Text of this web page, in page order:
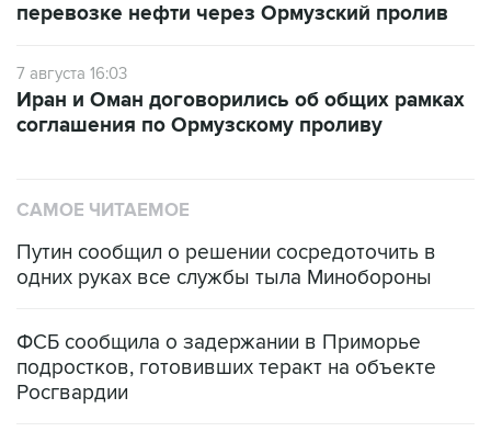
7 августа 16:03
соглашения по Ормузскому проливу
Путин сообщил о решении сосредоточить в
ФСБ сообщила о задержании в Приморье
Росгвардии
Промышленное предприятие в Самарской